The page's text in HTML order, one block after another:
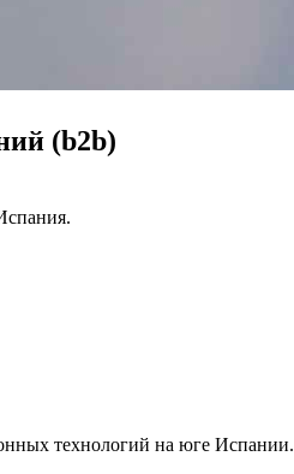
(b2b)
технологий на юге Испании.